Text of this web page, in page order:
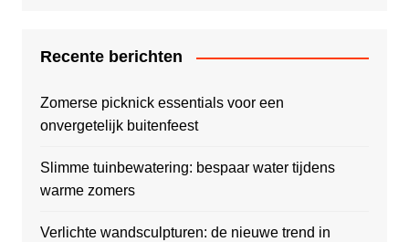
Recente berichten
Zomerse picknick essentials voor een
onvergetelijk buitenfeest
Slimme tuinbewatering: bespaar water tijdens
warme zomers
Verlichte wandsculpturen: de nieuwe trend in